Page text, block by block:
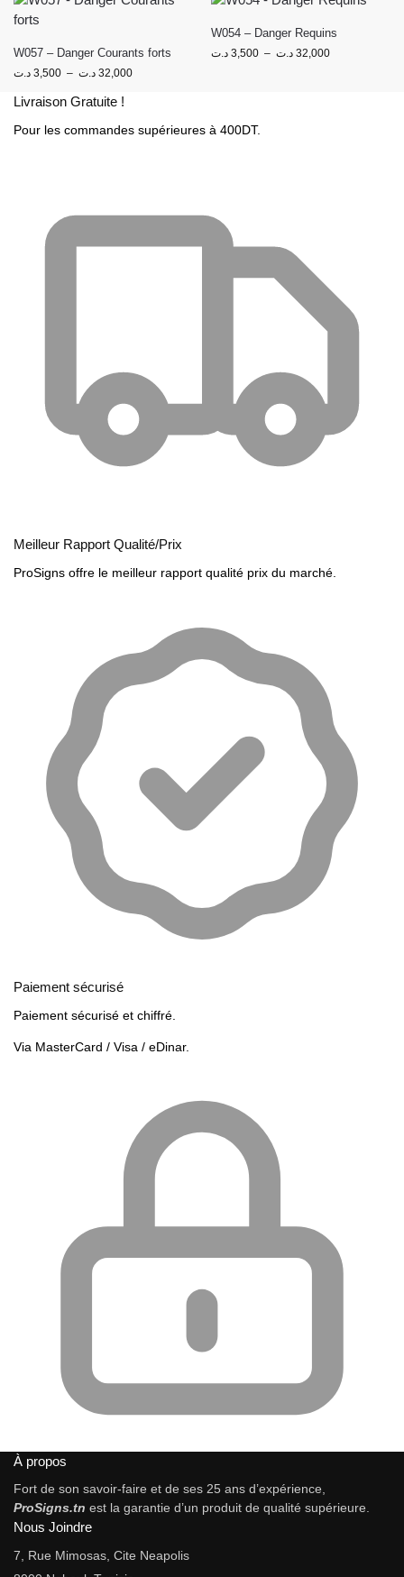
W057 – Danger Courants forts
3,500 د.ت – 32,000 د.ت
W054 – Danger Requins
3,500 د.ت – 32,000 د.ت
Livraison Gratuite !
Pour les commandes supérieures à 400DT.
Meilleur Rapport Qualité/Prix
ProSigns offre le meilleur rapport qualité prix du marché.
Paiement sécurisé
Paiement sécurisé et chiffré.
Via MasterCard / Visa / eDinar.
À propos
Fort de son savoir-faire et de ses 25 ans d’expérience,
ProSigns.tn est la garantie d’un produit de qualité supérieure.
Nous Joindre
7, Rue Mimosas, Cite Neapolis